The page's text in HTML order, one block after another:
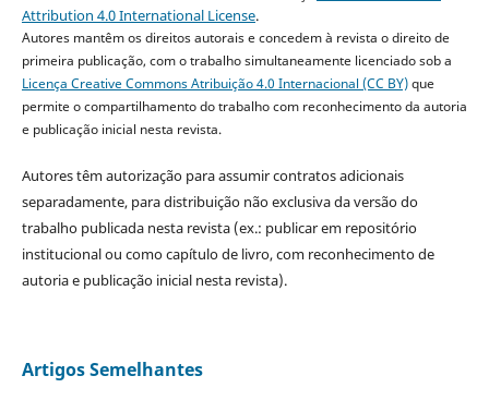
Attribution 4.0 International License.
Autores mantêm os direitos autorais e concedem à revista o direito de
primeira publicação, com o trabalho simultaneamente licenciado sob a
Licença Creative Commons Atribuição 4.0 Internacional (CC BY)que
permite o compartilhamento do trabalho com reconhecimento da autoria
e publicação inicial nesta revista.
Autores têm autorização para assumir contratos adicionais
separadamente, para distribuição não exclusiva da versão do
trabalho publicada nesta revista (ex.: publicar em repositório
institucional ou como capítulo de livro, com reconhecimento de
autoria e publicação inicial nesta revista).
Artigos Semelhantes